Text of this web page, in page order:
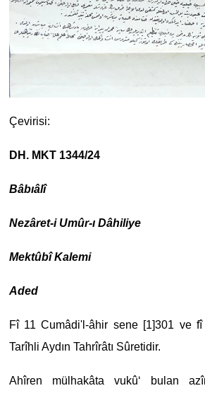
Çevirisi:
DH. MKT 1344/24
Bâbıâlî
Nezâret-i Umûr-ı Dâhiliye
Mektûbî Kalemi
Aded
Fî 11 Cumâdi'l-âhir sene [1]301 ve
Tarîhli Aydın Tahrîrâtı Sûretidir.
Ahîren mülhakâta vukû‘ bulan